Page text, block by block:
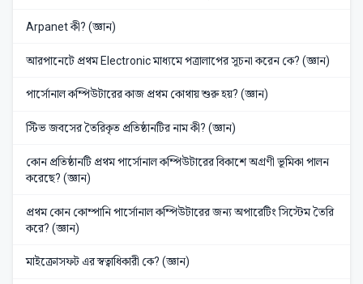
Arpanet কী? (জ্ঞান)
আরপানেটে প্রথম Electronic মাধ্যমে পত্রালাপের সূচনা করেন কে? (জ্ঞান)
পার্সোনাল কম্পিউটারের কাজ প্রথম কোথায় শুরু হয়? (জ্ঞান)
স্টিভ জবসের তৈরিকৃত প্রতিষ্ঠানটির নাম কী? (জ্ঞান)
কোন প্রতিষ্ঠানটি প্রথম পার্সোনাল কম্পিউটারের বিকাশে অগ্রণী ভূমিকা পালন
করেছে? (জ্ঞান)
প্রথম কোন কোম্পানি পার্সোনাল কম্পিউটারের জন্য অপারেটিং সিস্টেম তৈরি
করে? (জ্ঞান)
মাইক্রোসফট এর স্বত্বাধিকারী কে? (জ্ঞান)